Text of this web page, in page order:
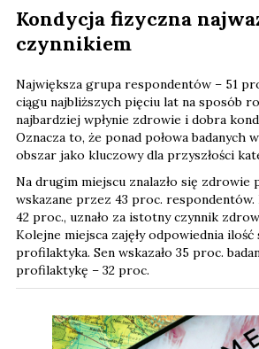
Kondycja fizyczna
czynnikiem
Największa grupa respondentów – 51
ciągu najbliższych pięciu lat na sposób
najbardziej wpłynie zdrowie i dobra
Oznacza to, że ponad połowa badanych
obszar jako kluczowy dla przyszłości
Na drugim miejscu znalazło się zdrowie
wskazane przez 43 proc. respondentów.
42 proc., uznało za istotny czynnik
Kolejne miejsca zajęły odpowiednia ilość
profilaktyka. Sen wskazało 35 proc.
profilaktykę – 32 proc.